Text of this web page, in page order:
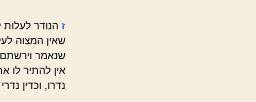
ז הנודר
שאין המצוה
שנאמר
אין להתיר לו
נדרו, וכדין